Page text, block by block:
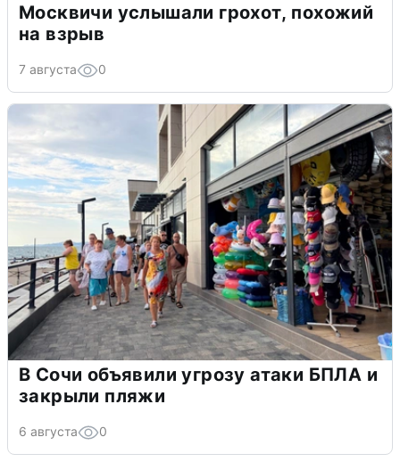
Москвичи услышали грохот, похожий
на взрыв
7 августа 0
В Сочи объявили угрозу атаки БПЛА и
закрыли пляжи
6 августа 0